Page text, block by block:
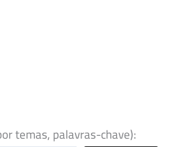
temas, palavras-chave):